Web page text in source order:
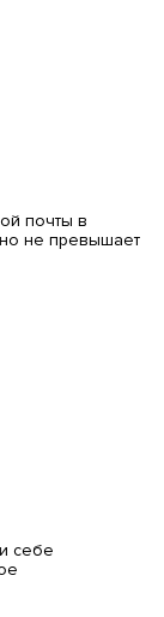
почты в
не превышает
себе